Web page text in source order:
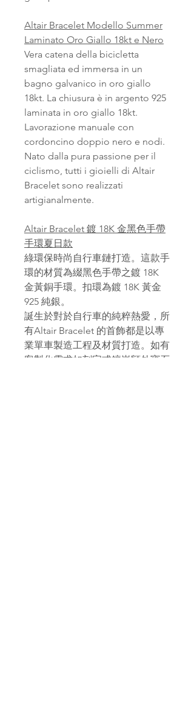
Altair Bracelet Modello Summer
Laminato Oro Giallo 18kt e Nero
Vera catena della bicicletta
smagliata ed immersa in un
bagno galvanico in oro giallo
18kt. La chiusura è in argento 925
laminata in oro giallo 18kt.
Lavorazione manuale con
cordoncino doppio nero e nodi.
Nato dalla pura passione per il
ciclismo, tutti i gioielli di Altair
Bracelet sono realizzati
artigianalmente.
Altair Bracelet 鍍 18K 金黑色手帶
手環夏日款
綠環保時尚自行車鏈打造。這款手
環的材質為綴黑色手帶之鍍 18K
金黃銅手環。扣環為鍍 18K 黃金
925 純銀。
誕生於對於自行車的純粹熱愛，所
有Altair Bracelet 的首飾都是以專
業單車製造工程及材質打造。如有
客製化需求如刻字或鑲嵌額外寶石